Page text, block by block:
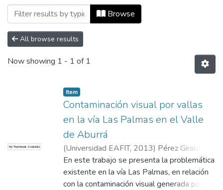
Browsing Ingeniería Civil (trabajo de
Browse
All browse results
Now showing 1 - 1 of 1
No Thumbnail Available
Item
Contaminación visual por vallas
en la vía Las Palmas en el Valle
de Aburrá
(Universidad EAFIT, 2013) Pérez Giraldo,
Juan Sebastián; Agudelo Ospina, John Jairo
En este trabajo se presenta la problemática
existente en la vía Las Palmas, en relación
con la contaminación visual generada por